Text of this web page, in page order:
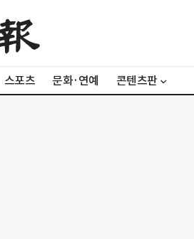
스포츠 문화·연예 콘텐츠판